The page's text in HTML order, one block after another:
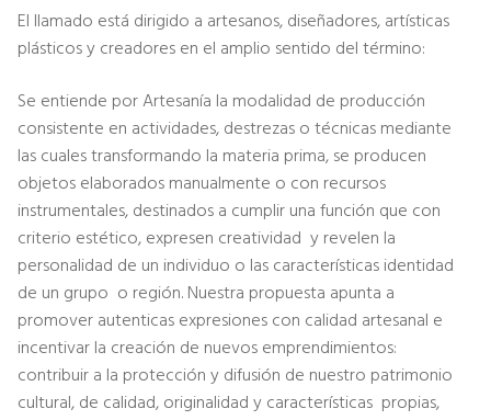
El llamado está dirigido a artesanos, diseñadores, artísticas
plásticos y creadores en el amplio sentido del término:
Se entiende por Artesanía la modalidad de producción
consistente en actividades, destrezas o técnicas mediante
las cuales transformando la materia prima, se producen
objetos elaborados manualmente o con recursos
instrumentales, destinados a cumplir una función que con
criterio estético, expresen creatividad y revelen la
personalidad de un individuo o las características identidad
de un grupo o región. Nuestra propuesta apunta a
promover autenticas expresiones con calidad artesanal e
incentivar la creación de nuevos emprendimientos:
contribuir a la protección y difusión de nuestro patrimonio
cultural, de calidad, originalidad y características propias,